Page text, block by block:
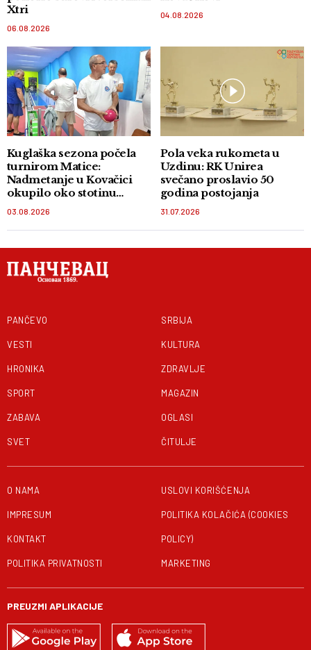
Xtri
06.08.2026
04.08.2026
Kuglaška sezona počela
turnirom Matice:
Nadmetanje u Kovačici
okupilo oko stotinu
03.08.2026
Pola veka rukometa u
Uzdinu: RK Unirea
svečano proslavio 50
godina postojanja
31.07.2026
PANČEVO
VESTI
HRONIKA
SPORT
ZABAVA
SVET
SRBIJA
KULTURA
ZDRAVLJE
MAGAZIN
OGLASI
ČITULJE
O NAMA
IMPRESUM
KONTAKT
POLITIKA PRIVATNOSTI
USLOVI KORIŠĆENJA
POLITIKA KOLAČIĆA (COOKIES
POLICY)
MARKETING
PREUZMI APLIKACIJE